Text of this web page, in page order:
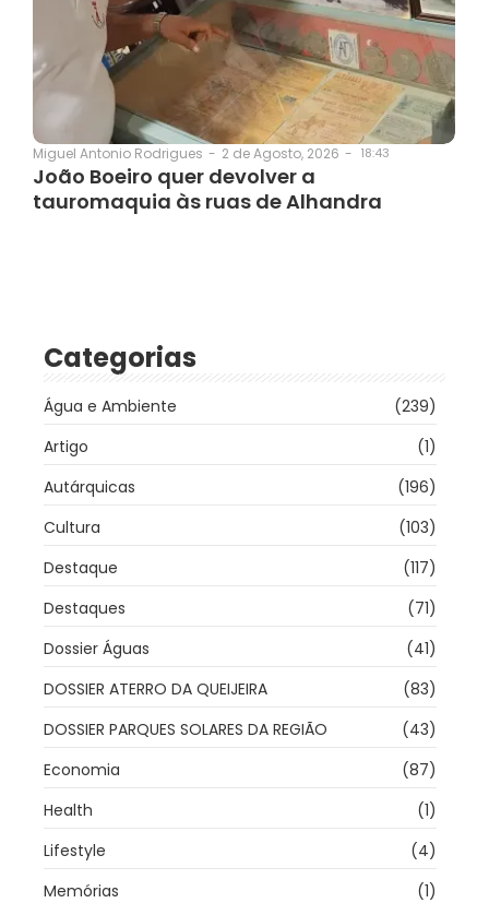
Miguel Antonio Rodrigues - 2 de Agosto, 2026 - 18:43
João Boeiro quer devolver a
tauromaquia às ruas de Alhandra
Categorias
Água e Ambiente
(239)
Artigo
(1)
Autárquicas
(196)
Cultura
(103)
Destaque
(117)
Destaques
(71)
Dossier Águas
(41)
DOSSIER ATERRO DA QUEIJEIRA
(83)
DOSSIER PARQUES SOLARES DA REGIÃO
(43)
Economia
(87)
Health
(1)
Lifestyle
(4)
Memórias
(1)